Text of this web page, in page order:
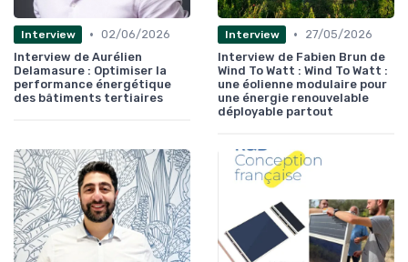
Interview • 02/06/2026
Interview de Aurélien
Delamasure : Optimiser la
performance énergétique
des bâtiments tertiaires
Interview •
27/05/2026
Interview de Fabien Brun de
Wind To Watt : Wind To Watt :
une éolienne modulaire pour
une énergie renouvelable
déployable partout